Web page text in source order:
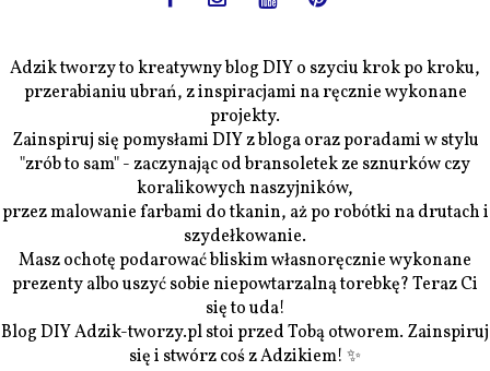
Adzik tworzy to kreatywny blog DIY o szyciu krok po kroku,
przerabianiu ubrań, z inspiracjami na ręcznie wykonane
projekty.
Zainspiruj się pomysłami DIY z bloga oraz poradami w stylu
"zrób to sam" - zaczynając od bransoletek ze sznurków czy
koralikowych naszyjników,
przez malowanie farbami do tkanin, aż po robótki na drutach i
szydełkowanie.
Masz ochotę podarować bliskim własnoręcznie wykonane
prezenty albo uszyć sobie niepowtarzalną torebkę? Teraz Ci
się to uda!
Blog DIY Adzik-tworzy.pl stoi przed Tobą otworem. Zainspiruj
się i stwórz coś z Adzikiem! ✨